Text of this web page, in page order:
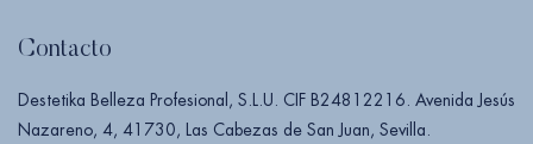
Contacto
Destetika Belleza Profesional, S.L.U. CIF B24812216. Avenida Jesús
Nazareno, 4, 41730, Las Cabezas de San Juan, Sevilla.